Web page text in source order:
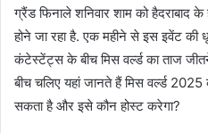
ग्रैंड फिनाले शनिवार शाम को हैदराबाद
होने जा रहा है. एक महीने से इस इवेंट की
कंटेस्टेंट्स के बीच मिस वर्ल्ड का ताज
बीच चलिए यहां जानते हैं मिस वर्ल्ड
सकता है और इसे कौन होस्ट करेगा?